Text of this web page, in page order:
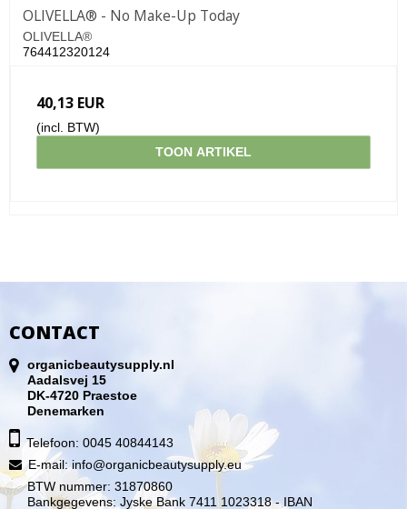
OLIVELLA® - No Make-Up Today
OLIVELLA®
764412320124
40,13 EUR
(incl. BTW)
TOON ARTIKEL
CONTACT
organicbeautysupply.nl
Aadalsvej 15
DK-4720 Praestoe
Denemarken
Telefoon: 0045 40844143
E-mail: info@organicbeautysupply.eu
BTW nummer: 31870860
Bankgegevens: Jyske Bank 7411 1023318 - IBAN